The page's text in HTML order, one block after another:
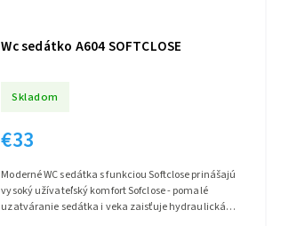
Wc sedátko A604 SOFTCLOSE
Skladom
€33
Moderné WC sedátka s funkciou Softclose prinášajú
vysoký užívateľský komfort Sofclose - pomalé
uzatváranie sedátka i veka zaisťuje hydraulická